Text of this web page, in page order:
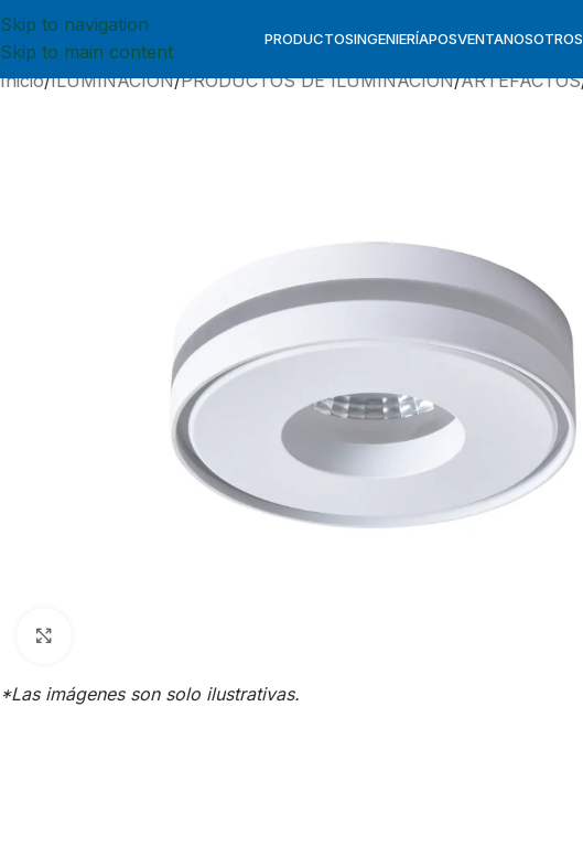
Skip to navigation
Skip to main content
PRODUCTOSINGENIERÍAPOSVENTANOSOTROS
Inicio ILUMINACION PRODUCTOS DE ILUMINACION ARTEFACTOS
*Las imágenes son solo ilustrativas.